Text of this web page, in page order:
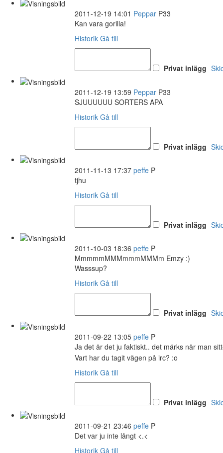
2011-12-19 14:01 Peppar P33
Kan vara gorilla!
Historik Gå till
Privat inlägg
2011-12-19 13:59 Peppar P33
SJUUUUUU SORTERS APA
Historik Gå till
Privat inlägg
2011-11-13 17:37 peffe P
tjhu
Historik Gå till
Privat inlägg
2011-10-03 18:36 peffe P
MmmmmMMMmmmMMMm Emzy :)
Wasssup?
Historik Gå till
Privat inlägg
2011-09-22 13:05 peffe P
Ja det är det ju faktiskt.. det märks när man
Vart har du tagit vägen på irc? :o
Historik Gå till
Privat inlägg
2011-09-21 23:46 peffe P
Det var ju inte långt <.<
Historik Gå till